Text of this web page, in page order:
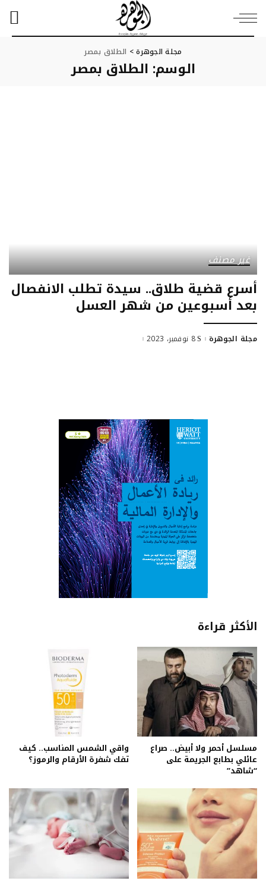
مجلة الجوهرة> الطلاق بمصر
الوسم: الطلاق بمصر
غير مصنف
أسرع قضية طلاق.. سيدة تطلب الانفصال
بعد أسبوعين من شهر العسل
Posted
مجلة الجوهرة 8 نوفمبر، 2023
الأكثر قراءة
مسلسل أحمر ولا أبيض.. صراع
عائلي بطابع الجريمة على
“شاهد”
واقي الشمس المناسب.. كيف
تفك شفرة الأرقام والرموز؟